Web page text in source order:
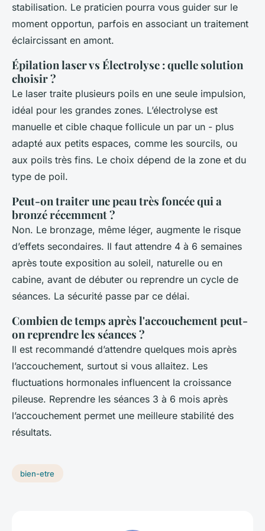
stabilisation. Le praticien pourra vous guider sur le
moment opportun, parfois en associant un traitement
éclaircissant en amont.
Épilation laser vs Électrolyse : quelle solution
choisir ?
Le laser traite plusieurs poils en une seule impulsion,
idéal pour les grandes zones. L’électrolyse est
manuelle et cible chaque follicule un par un - plus
adapté aux petits espaces, comme les sourcils, ou
aux poils très fins. Le choix dépend de la zone et du
type de poil.
Peut-on traiter une peau très foncée qui a
bronzé récemment ?
Non. Le bronzage, même léger, augmente le risque
d’effets secondaires. Il faut attendre 4 à 6 semaines
après toute exposition au soleil, naturelle ou en
cabine, avant de débuter ou reprendre un cycle de
séances. La sécurité passe par ce délai.
Combien de temps après l'accouchement peut-
on reprendre les séances ?
Il est recommandé d’attendre quelques mois après
l’accouchement, surtout si vous allaitez. Les
fluctuations hormonales influencent la croissance
pileuse. Reprendre les séances 3 à 6 mois après
l’accouchement permet une meilleure stabilité des
résultats.
bien-etre